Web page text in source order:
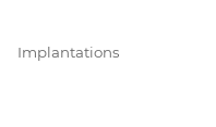
Implantations